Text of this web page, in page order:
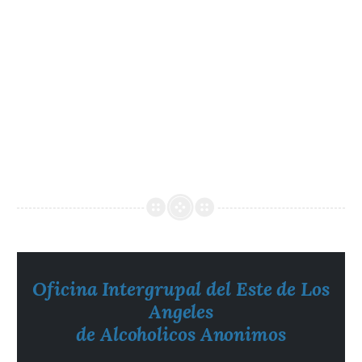
Oficina Intergrupal del Este de Los
Angeles
de Alcoholicos Anonimos